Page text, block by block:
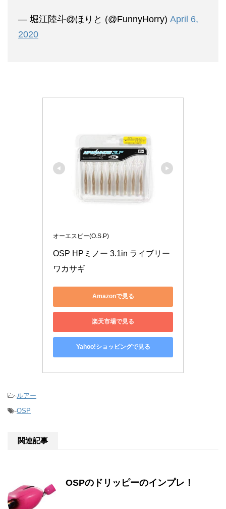
— 堀江陸斗@ほりと (@FunnyHorry) April 6,
2020
オーエスピー(O.S.P)
OSP HPミノー 3.1in ライブリー
ワカサギ
Amazonで見る
楽天市場で見る
Yahoo!ショッピングで見る
-ルアー
-OSP
関連記事
OSPのドリッピーのインプレ！